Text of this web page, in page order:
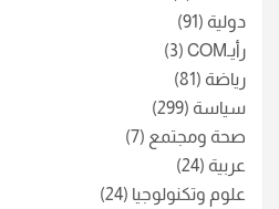
دولية (91)
رأيـCOM
(3)
رياضة (81)
سياسة (299)
صحة ومجتمع (7)
عربية (24)
علوم وتكنولوجيا (24)